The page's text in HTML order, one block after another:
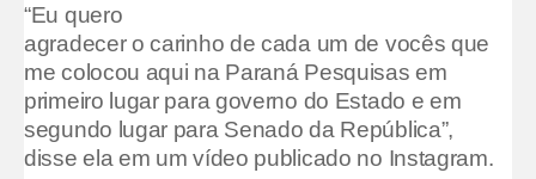
“Eu quero
agradecer o carinho de cada um de vocês que
me colocou aqui na Paraná Pesquisas em
primeiro lugar para governo do Estado e em
segundo lugar para Senado da República”,
disse ela em um vídeo publicado no Instagram.